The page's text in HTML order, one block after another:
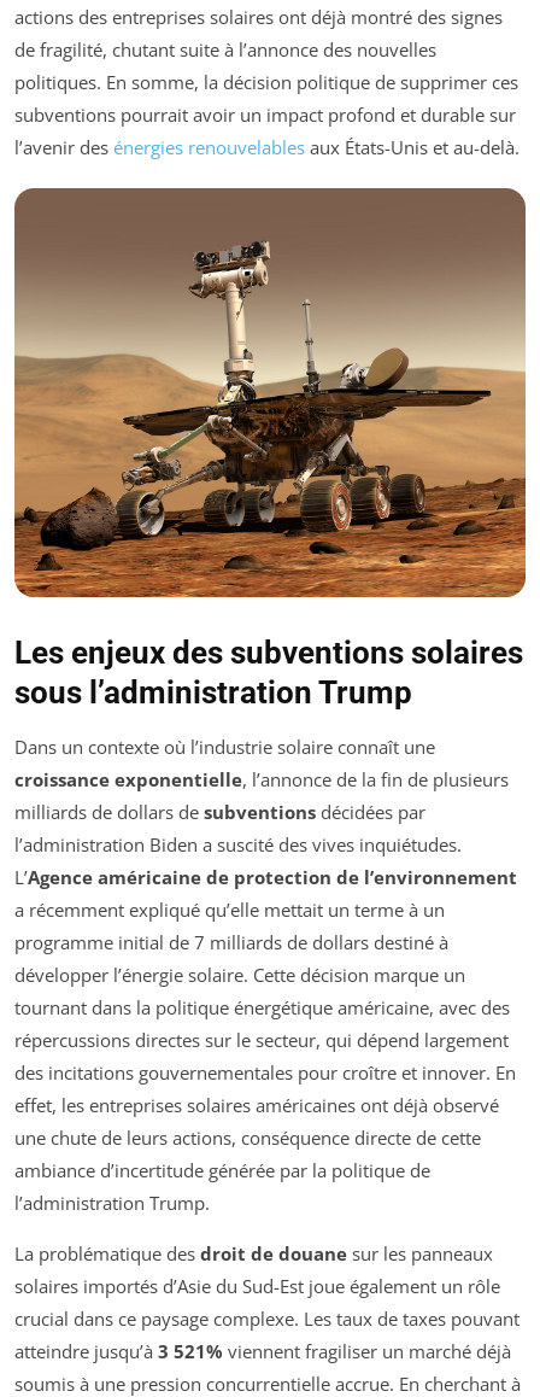
actions des entreprises solaires ont déjà montré des signes
de fragilité, chutant suite à l’annonce des nouvelles
politiques. En somme, la décision politique de supprimer ces
subventions pourrait avoir un impact profond et durable sur
l’avenir des énergies renouvelables aux États-Unis et au-delà.
Les enjeux des subventions solaires
sous l’administration Trump
Dans un contexte où l’industrie solaire connaît une
croissance exponentielle, l’annonce de la fin de plusieurs
milliards de dollars de subventions décidées par
l’administration Biden a suscité des vives inquiétudes.
L’Agence américaine de protection de l’environnement
a récemment expliqué qu’elle mettait un terme à un
programme initial de 7 milliards de dollars destiné à
développer l’énergie solaire. Cette décision marque un
tournant dans la politique énergétique américaine, avec des
répercussions directes sur le secteur, qui dépend largement
des incitations gouvernementales pour croître et innover. En
effet, les entreprises solaires américaines ont déjà observé
une chute de leurs actions, conséquence directe de cette
ambiance d’incertitude générée par la politique de
l’administration Trump.
La problématique des droit de douane sur les panneaux
solaires importés d’Asie du Sud-Est joue également un rôle
crucial dans ce paysage complexe. Les taux de taxes pouvant
atteindre jusqu’à 3 521% viennent fragiliser un marché déjà
soumis à une pression concurrentielle accrue. En cherchant à